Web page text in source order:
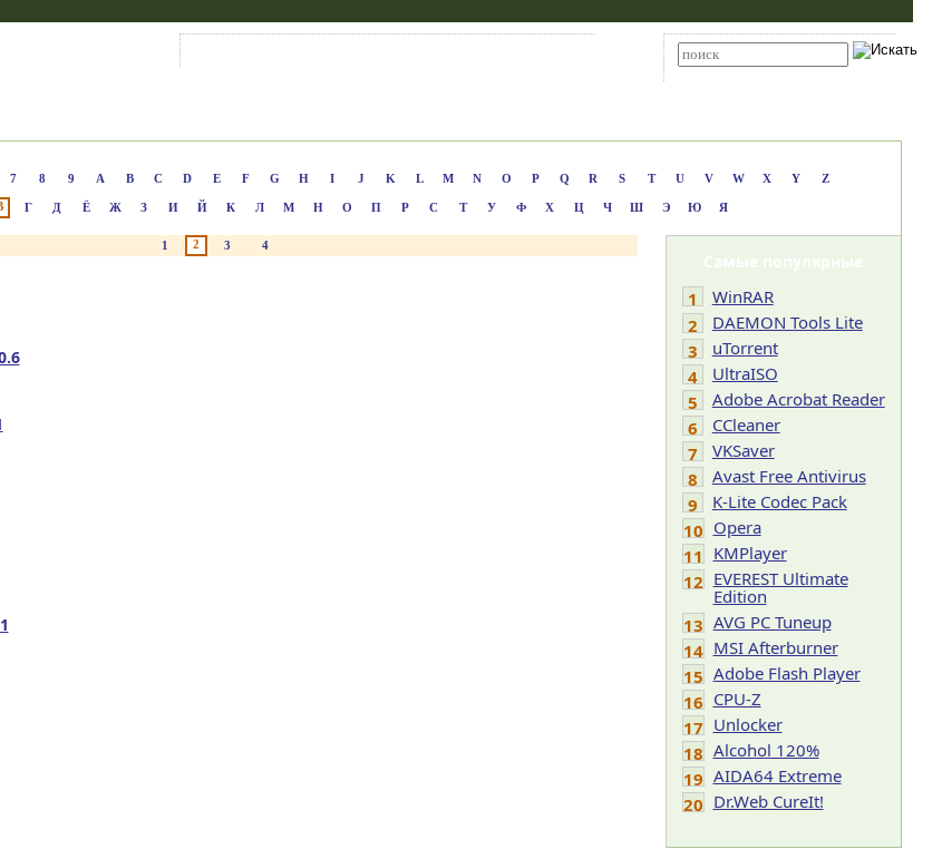
7 8 9 A B C D E F G H I J K L M N O P Q R S T U V W X Y Z
Г Д Ё Ж З И Й К Л М Н О П Р С Т У Ф Х Ц Ч Ш Э Ю Я
1 2 3 4
Самые популярные
1
WinRAR
2
DAEMON Tools Lite
3
uTorrent
4
UltraISO
5
Adobe Acrobat Reader
6
CCleaner
7
VKSaver
8
Avast Free Antivirus
9
K-Lite Codec Pack
10 Opera
11 KMPlayer
12 EVEREST Ultimate
Edition
13 AVG PC Tuneup
14 MSI Afterburner
15 Adobe Flash Player
16 CPU-Z
17 Unlocker
18 Alcohol 120%
19 AIDA64 Extreme
20 Dr.Web CureIt!